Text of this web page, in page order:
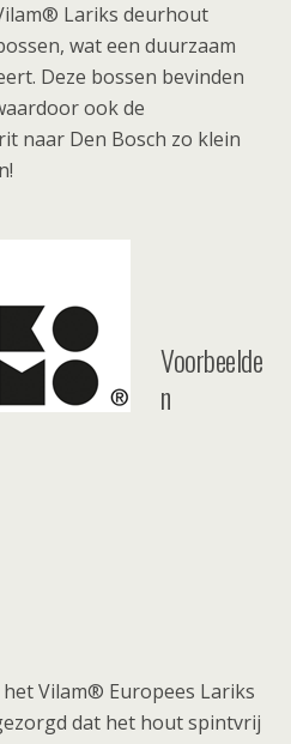
Lariks deurhout
wat een duurzaam
Deze bossen bevinden
ook de
naar Den Bosch zo klein
Voorbeelde
n
Vilam® Europees Lariks
dat het hout spintvrij